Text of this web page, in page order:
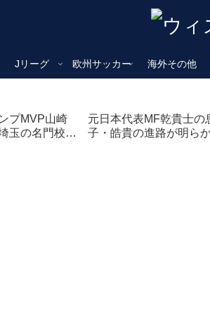
Jリーグ 欧州サッカー 海外その他
プMVP山崎
玉の名門校！
元日本代表MF乾貴士の
子・皓貴の進路が明ら